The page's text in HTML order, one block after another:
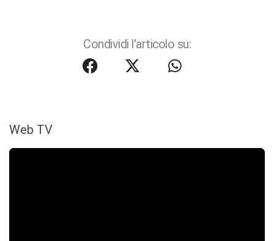
Condividi l'articolo su:
Web TV